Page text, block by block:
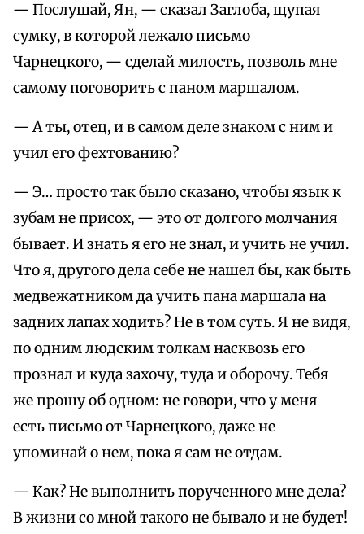
— Послушай, Ян, — сказал Заглоба, щупая
сумку, в которой лежало письмо
Чарнецкого, — сделай милость, позволь мне
самому поговорить с паном маршалом.
— А ты, отец, и в самом деле знаком с ним и
учил его фехтованию?
— Э… просто так было сказано, чтобы язык к
зубам не присох, — это от долгого молчания
бывает. И знать я его не знал, и учить не учил.
Что я, другого дела себе не нашел бы, как быть
медвежатником да учить пана маршала на
задних лапах ходить? Не в том суть. Я не видя,
по одним людским толкам насквозь его
прознал и куда захочу, туда и оборочу. Тебя
же прошу об одном: не говори, что у меня
есть письмо от Чарнецкого, даже не
упоминай о нем, пока я сам не отдам.
— Как? Не выполнить порученного мне дела?
В жизни со мной такого не бывало и не будет!